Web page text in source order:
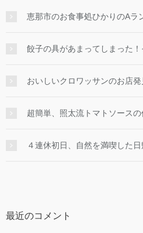
恵那市のお食事処ひかりのAラ
餃子の具があまってしまった
おいしいクロワッサンのお店
超簡単、照太流トマトソース
４連休初日、自然を満喫した
最近のコメント